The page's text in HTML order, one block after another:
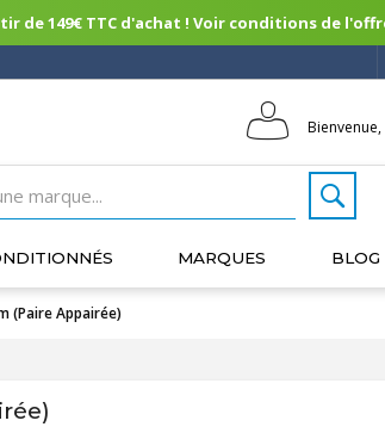
de 149€ TTC d'achat ! Voir conditions de
Bienvenue,
MARQUES BLOG
(Paire Appairée)